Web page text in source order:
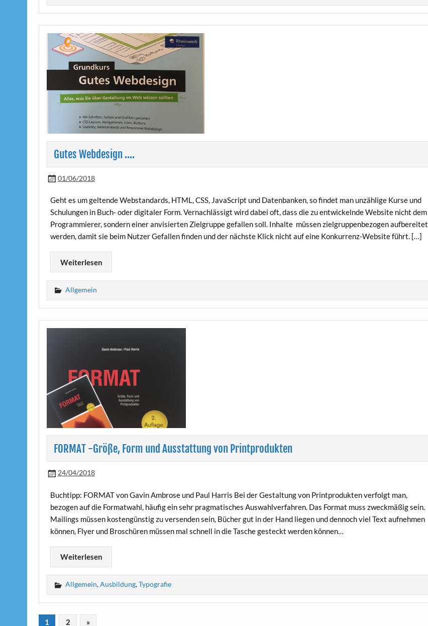
Gutes Webdesign ….
01/06/2018
Geht es um geltende Webstandards, HTML, CSS, JavaScript und Datenbanken, so findet man unzählige Kurse und
Schulungen in Buch- oder digitaler Form. Vernachlässigt wird dabei oft, dass die zu entwickelnde Website nicht dem
Programmierer, sondern einer anvisierten Zielgruppe gefallen soll. Inhalte müssen zielgruppenbezogen aufbereitet
werden, damit sie beim Nutzer Gefallen finden und der nächste Klick nicht auf eine Konkurrenz-Website führt. […]
Weiterlesen
Allgemein
FORMAT -Größe, Form und Ausstattung von Printprodukten
24/04/2018
Buchtipp: FORMAT von Gavin Ambrose und Paul Harris Bei der Gestaltung von Printprodukten verfolgt man,
bezogen auf die Formatwahl, häufig ein sehr pragmatisches Auswahlverfahren. Das Format muss zweckmäßig sein.
Mailings müssen kostengünstig zu versenden sein, Bücher gut in der Hand liegen und dennoch viel Text aufnehmen
können, Flyer und Broschüren müssen mal schnell in die Tasche gesteckt werden können…
Weiterlesen
Allgemein,Ausbildung,Typografie
1 2 »